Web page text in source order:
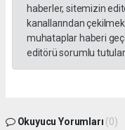
haberler, sitemizin
kanallarından
muhataplar haberi
editörü sorumlu
Okuyucu Yorumları (0)